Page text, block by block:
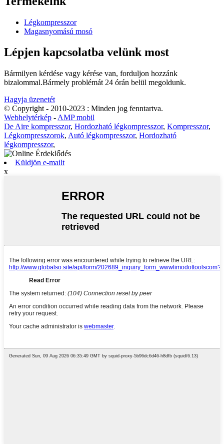
Légkompresszor
Magasnyomású mosó
Lépjen kapcsolatba velünk most
Bármilyen kérdése vagy kérése van, forduljon hozzánk
bizalommal.Bármely problémát 24 órán belül megoldunk.
Hagyja üzenetét
© Copyright - 2010-2023 : Minden jog fenntartva.
Webhelytérkép - AMP mobil
De Aire kompresszor, Hordozható légkompresszor, Kompresszor,
Légkompresszorok, Autó légkompresszor, Hordozható
légkompresszor,
Küldjön e-mailt
x